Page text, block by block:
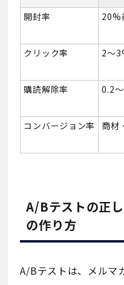
開封率 20%
クリック率 2〜
購読解除率 0.2
コンバージョン率 商材
A/Bテストの正
の作り方
A/Bテストは、メルマ